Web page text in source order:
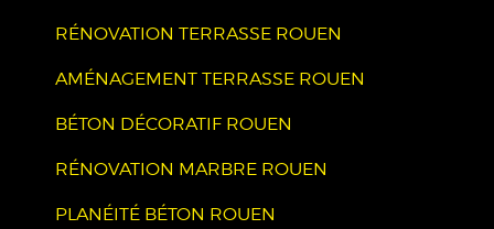
RÉNOVATION TERRASSE ROUEN
AMÉNAGEMENT TERRASSE ROUEN
BÉTON DÉCORATIF ROUEN
RÉNOVATION MARBRE ROUEN
PLANÉITÉ BÉTON ROUEN